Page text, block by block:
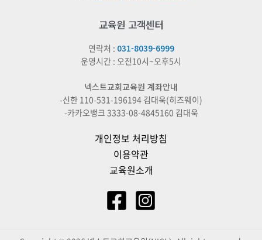
교육원 고객센터
연락처 : 031-8039-6999
운영시간 : 오전10시~오후5시
넥스트교회교육원 계좌안내
-신한 110-531-196194 김대욱(히즈웨이)
-카카오뱅크 3333-08-4845160 김대욱
개인정보 처리방침
이용약관
교육원소개